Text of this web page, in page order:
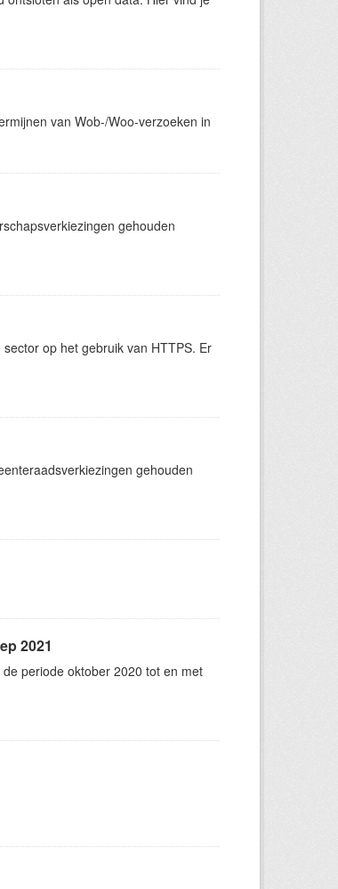
van Wob-/Woo-verzoeken in
gehouden
op het gebruik van HTTPS. Er
gehouden
2021
periode oktober 2020 tot en met